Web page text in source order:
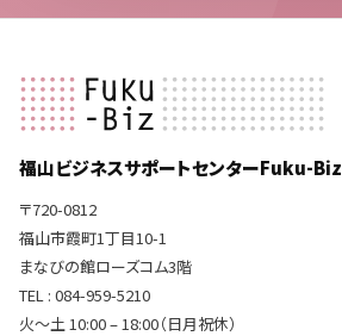
福山ビジネスサポートセンターFuku-Biz
〒720-0812
福山市霞町1丁目10-1
まなびの館ローズコム3階
TEL : 084-959-5210
火〜土 10:00 – 18:00（日月祝休）